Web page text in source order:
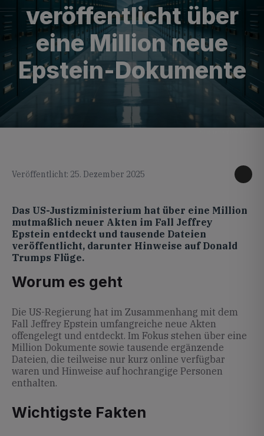
veröffentlicht über
eine Million neue
Epstein-Dokumente
Veröffentlicht: 25. Dezember 2025
Das US-Justizministerium hat über eine Million
mutmaßlich neuer Akten im Fall Jeffrey
Epstein entdeckt und tausende Dateien
veröffentlicht, darunter Hinweise auf Donald
Trumps Flüge.
Worum es geht
Die US-Regierung hat im Zusammenhang mit dem
Fall Jeffrey Epstein umfangreiche neue Akten
offengelegt und entdeckt. Im Fokus stehen über eine
Million Dokumente sowie tausende ergänzende
Dateien, die teilweise nur kurz online verfügbar
waren und Hinweise auf hochrangige Personen
enthalten.
Wichtigste Fakten